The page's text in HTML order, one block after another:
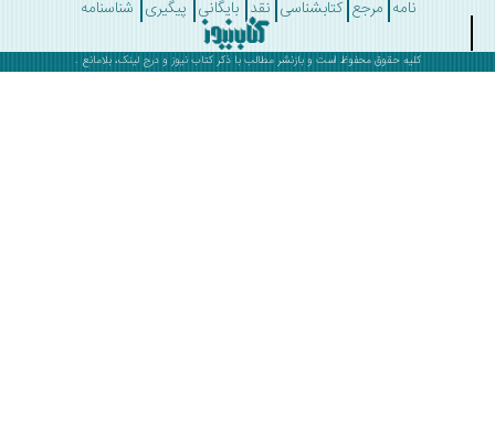
مرجع کتابشناسی نقد بایگانی پیگیری شناسنامه
کلیه حقوق محفوظ است و بازنشر مطالب با ذکرکتاب نیوز و درج لینک، بلامانع .